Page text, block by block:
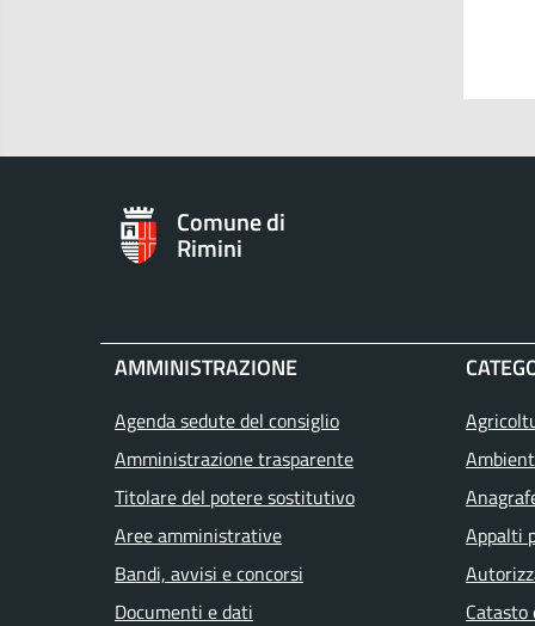
Comune di
Rimini
AMMINISTRAZIONE
Agenda sedute del consiglio
Amministrazione trasparente
Titolare del potere sostitutivo
Aree amministrative
Bandi, avvisi e concorsi
Documenti e dati
Appalti